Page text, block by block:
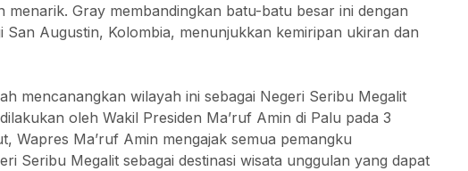
menarik. Gray membandingkan batu-batu besar ini dengan
San Augustin, Kolombia, menunjukkan kemiripan ukiran dan
mencanangkan wilayah ini sebagai Negeri Seribu Megalit
oleh Wakil Presiden Ma’ruf Amin di Palu pada 3
Wapres Ma’ruf Amin mengajak semua pemangku
Seribu Megalit sebagai destinasi wisata unggulan yang dapat